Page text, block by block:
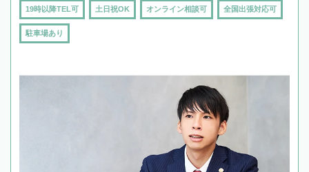
19時以降TEL可 土日祝OK オンライン相談可 全国出張対応可
駐車場あり